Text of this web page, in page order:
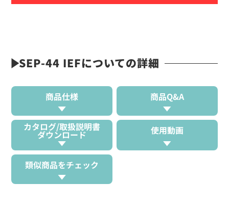
SEP-44 IEFについての詳細
商品仕様 商品Q&A
カタログ/取扱説明書
ダウンロード 使用動画
類似商品をチェック